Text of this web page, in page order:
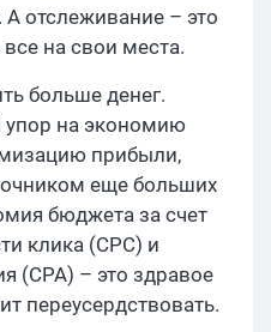
А отслеживание – это
на свои места.
больше денег.
на экономию
прибыли,
еще больших
бюджета за счет
клика (CPC) и
(CPA) – это здравое
переусердствовать.